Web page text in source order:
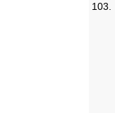
103.